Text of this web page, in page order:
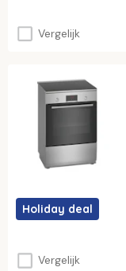
Vergelijk
Holiday deal
Vergelijk